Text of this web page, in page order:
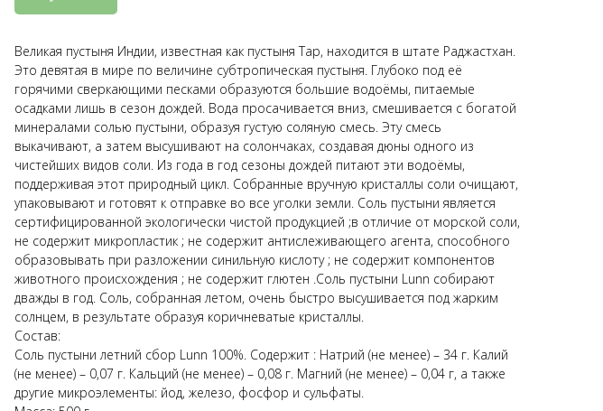
Великая пустыня Индии, известная как пустыня Tap, находится в штате Раджастхан.
Это девятая в мире по величине субтропическая пустыня. Глубоко под её
горячими сверкающими песками образуются большие водоёмы, питаемые
осадками лишь в сезон дождей. Вода просачивается вниз, смешивается с богатой
минералами солью пустыни, образуя густую соляную смесь. Эту смесь
выкачивают, а затем высушивают на солончаках, создавая дюны одного из
чистейших видов соли. Из года в год сезоны дождей питают эти водоёмы,
поддерживая этот природный цикл. Собранные вручную кристаллы соли очищают,
упаковывают и готовят к отправке во все уголки земли. Соль пустыни является
сертифицированной экологически чистой продукцией ;в отличие от морской соли,
не содержит микропластик ; не содержит антислеживающего агента, способного
образовывать при разложении синильную кислоту ; не содержит компонентов
животного происхождения ; не содержит глютен .Соль пустыни Lunn собирают
дважды в год. Соль, собранная летом, очень быстро высушивается под жарким
солнцем, в результате образуя коричневатые кристаллы.
Состав:
Соль пустыни летний сбор Lunn 100%. Содержит : Натрий (не менее) – 34 г. Калий
(не менее) – 0,07 г. Кальций (не менее) – 0,08 г. Магний (не менее) – 0,04 г, а также
другие микроэлементы: йод, железо, фосфор и сульфаты.